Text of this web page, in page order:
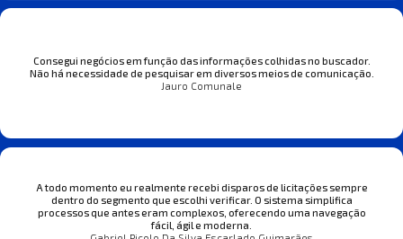
Consegui negócios em função das informações colhidas no buscador.
Não há necessidade de pesquisar em diversos meios de comunicação.
Jauro Comunale
A todo momento eu realmente recebi disparos de licitações sempre
dentro do segmento que escolhi verificar. O sistema simplifica
processos que antes eram complexos, oferecendo uma navegação
fácil, ágil e moderna.